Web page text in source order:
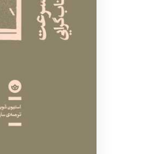
ادبیات آلمان
ادبیات ترکیه